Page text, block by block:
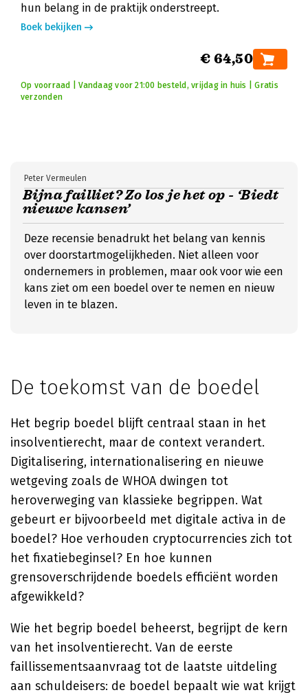
hun belang in de praktijk onderstreept.
Boek bekijken
€ 64,50
Op voorraad | Vandaag voor 21:00 besteld, vrijdag in huis | Gratis
verzonden
Bijna failliet? Zo los je het op - ‘Biedt
nieuwe kansen’
Peter Vermeulen
Deze recensie benadrukt het belang van kennis
over doorstartmogelijkheden. Niet alleen voor
ondernemers in problemen, maar ook voor wie een
kans ziet om een boedel over te nemen en nieuw
leven in te blazen.
De toekomst van de boedel
Het begrip boedel blijft centraal staan in het
insolventierecht, maar de context verandert.
Digitalisering, internationalisering en nieuwe
wetgeving zoals de WHOA dwingen tot
heroverweging van klassieke begrippen. Wat
gebeurt er bijvoorbeeld met digitale activa in de
boedel? Hoe verhouden cryptocurrencies zich tot
het fixatiebeginsel? En hoe kunnen
grensoverschrijdende boedels efficiënt worden
afgewikkeld?
Wie het begrip boedel beheerst, begrijpt de kern
van het insolventierecht. Van de eerste
faillissementsaanvraag tot de laatste uitdeling
aan schuldeisers: de boedel bepaalt wie wat krijgt